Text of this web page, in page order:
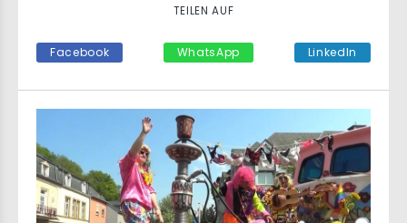
TEILEN AUF
Facebook WhatsApp LinkedIn